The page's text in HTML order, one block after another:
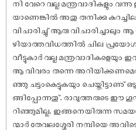
നി വേറെ വല്ല മന്ത്രവാദികളും
യാണെങ്കിൽ അതു തനിക്കു
വിചാരിച്ചു് ആരു വിചാരിച്ചാലും
ഴിയാത്തവിധത്തിൽ ചില
വീട്ടുകാർ വല്ല
ആ വിവരം തന്നെ
ഞ്ഞു ചട്ടംകെട്ടുകയും ചെയ്തിട്ടാണു്
ങ്ങിപ്പോന്നതു്. രാവുത്തരുടെ
റിഞ്ഞുമില്ല. ഇങ്ങനെയിരുന്ന
ന്മാർ തേവലശ്ശേരി നമ്പിയെ